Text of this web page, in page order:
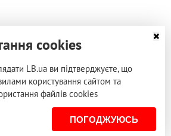
cookies
LB.ua ви підтверджуєте, що
користування сайтом та
файлів cookies
ПОГОДЖУЮСЬ